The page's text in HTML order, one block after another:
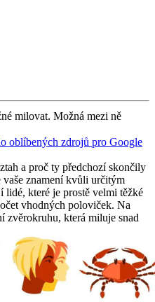
milovat. Možná mezi ně
oblíbených zdrojů pro Google
a proč ty předchozí skončily
vaše znamení kvůli určitým
které je prostě velmi těžké
vhodných poloviček. Na
zvěrokruhu, která miluje snad